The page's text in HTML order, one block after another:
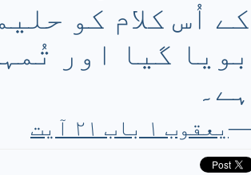
کے اُس کلام کو
بویا گیا اور
ہے۔
—یعقوب ۱ باب ۲۱ آیت